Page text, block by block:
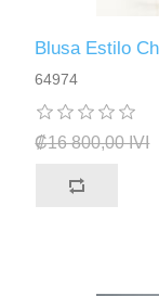
Blusa Estilo
64974
₡16 800,00 IVI